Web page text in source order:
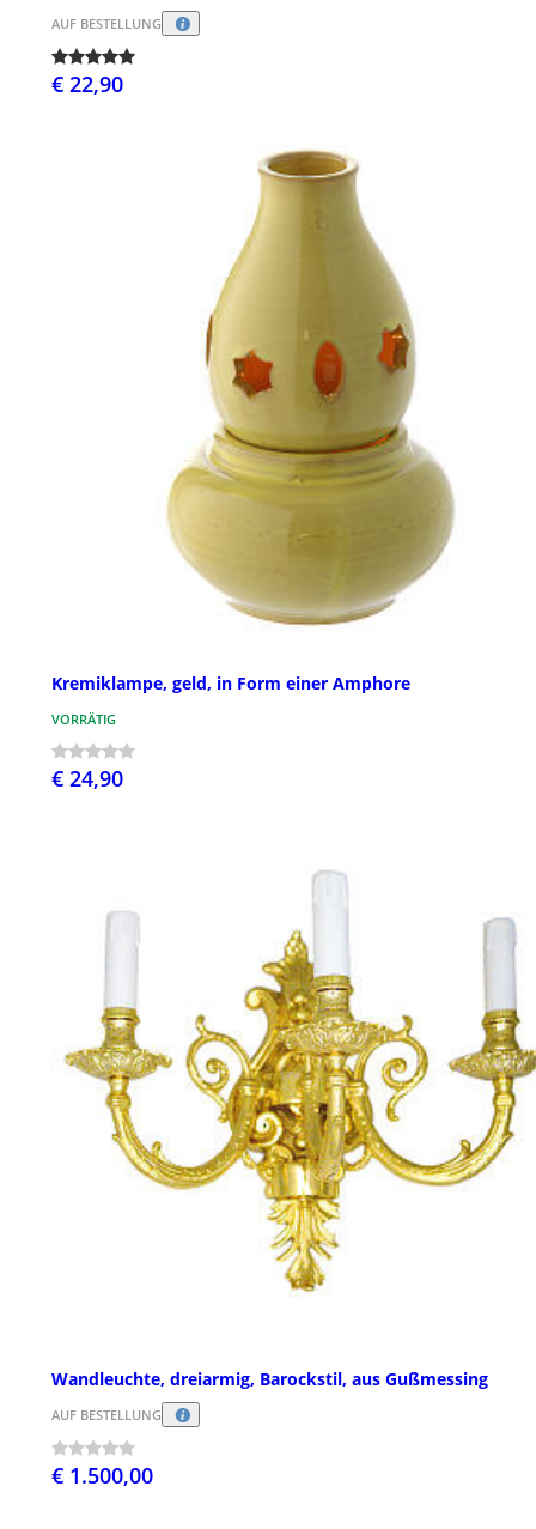
AUF BESTELLUNG
€ 22,90
Kremiklampe, geld, in Form einer Amphore
VORRÄTIG
€ 24,90
Wandleuchte, dreiarmig, Barockstil, aus Gußmessing
AUF BESTELLUNG
€ 1.500,00